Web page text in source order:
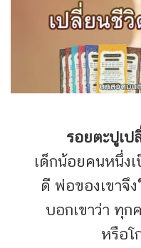
รอยตะปูเ
เด็กน้อยคนหนึ่ง
ดี พ่อของเขาจึ
บอกเขาว่า ทุก
หรือโ